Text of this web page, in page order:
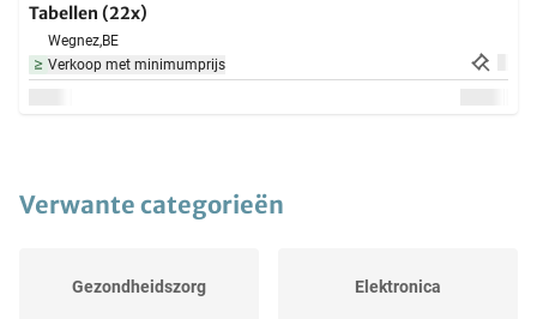
Tabellen (22x)
Wegnez,BE
Verkoop met minimumprijs
Verwante categorieën
Gezondheidszorg Elektronica